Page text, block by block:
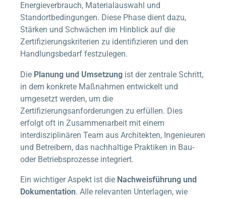
Energieverbrauch, Materialauswahl und
Standortbedingungen. Diese Phase dient dazu,
Stärken und Schwächen im Hinblick auf die
Zertifizierungskriterien zu identifizieren und den
Handlungsbedarf festzulegen.
Die Planung und Umsetzung ist der zentrale Schritt,
in dem konkrete Maßnahmen entwickelt und
umgesetzt werden, um die
Zertifizierungsanforderungen zu erfüllen. Dies
erfolgt oft in Zusammenarbeit mit einem
interdisziplinären Team aus Architekten, Ingenieuren
und Betreibern, das nachhaltige Praktiken in Bau-
oder Betriebsprozesse integriert.
Ein wichtiger Aspekt ist die Nachweisführung und
Dokumentation. Alle relevanten Unterlagen, wie